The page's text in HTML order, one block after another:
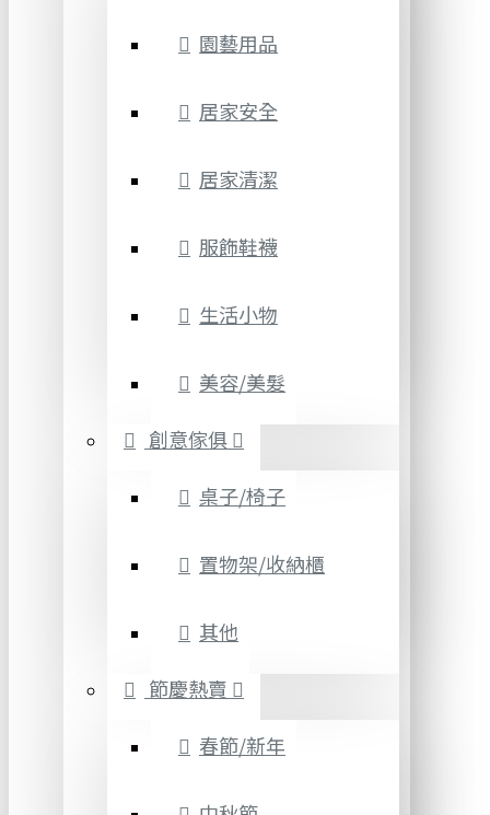
園藝用品
居家安全
居家清潔
服飾鞋襪
生活小物
美容/美髮
創意傢俱
桌子/椅子
置物架/收納櫃
其他
節慶熱賣
春節/新年